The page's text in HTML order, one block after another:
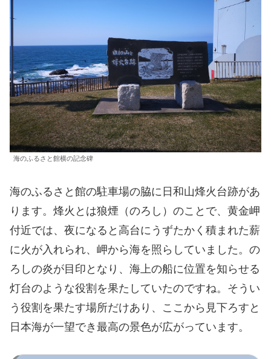
海のふるさと館横の記念碑
海のふるさと館の駐車場の脇に日和山烽火台跡があ
ります。烽火とは狼煙（のろし）のことで、黄金岬
付近では、夜になると高台にうずたかく積まれた薪
に火が入れられ、岬から海を照らしていました。の
ろしの炎が目印となり、海上の船に位置を知らせる
灯台のような役割を果たしていたのですね。そうい
う役割を果たす場所だけあり、ここから見下ろすと
日本海が一望でき最高の景色が広がっています。